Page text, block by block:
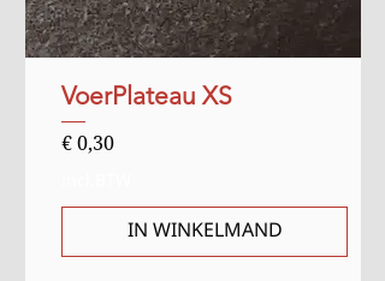
VoerPlateau XS
Prijs
€ 0,30
IN WINKELMAND